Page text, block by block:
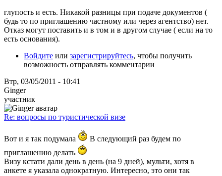
глупость и есть. Никакой разницы при подаче документов (
будь то по приглашению частному или через агентство) нет.
Отказ могут поставить и в том и в другом случае ( если на то
есть основания).
Войдите или зарегистрируйтесь, чтобы получить
возможность отправлять комментарии
Втр, 03/05/2011 - 10:41
Ginger
участник
Re: вопросы по туристической визе
Вот и я так подумала
В следующий раз будем по
приглашению делать
Визу кстати дали день в день (на 9 дней), мульти, хотя в
анкете я указала однократную. Интересно, это они так